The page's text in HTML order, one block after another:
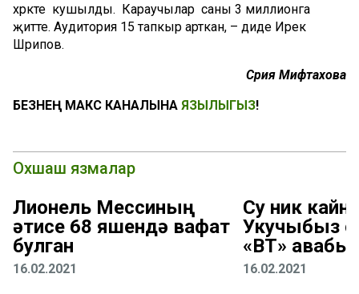
хәрәкәте кушылды. Караучылар саны 3 миллионга
җитте. Аудитория 15 тапкыр арткан, – диде Ирек
Шәрипов.
Сәрия Мифтахова
БЕЗНЕҢ МАКС КАНАЛЫНА ЯЗЫЛЫГЫЗ!
Охшаш язмалар
Лионель Мессиның
әтисе 68 яшендә вафат
булган
16.02.2021
Су ник
Укучыбыз
«ВТ» җавабы
16.02.2021